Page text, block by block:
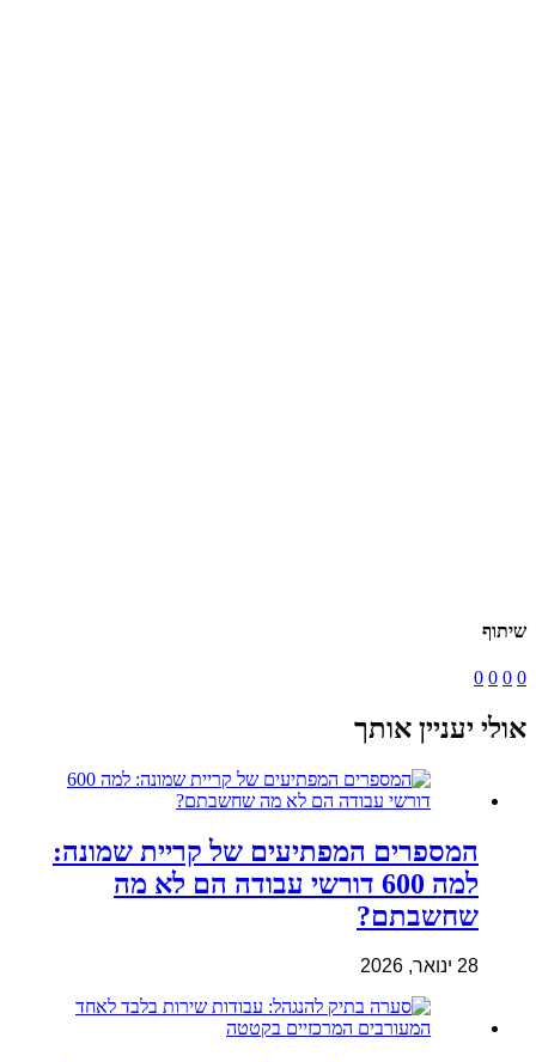
שיתוף
0
0
0
0
אולי יעניין אותך
המספרים המפתיעים של קריית שמונה:
למה 600 דורשי עבודה הם לא מה
שחשבתם?
28 ינואר, 2026